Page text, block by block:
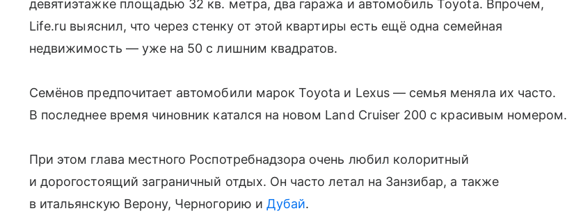
девятиэтажке площадью 32 кв. метра, два гаража и автомобиль Toyota. Впрочем,
Life.ru выяснил, что через стенку от этой квартиры есть ещё одна семейная
недвижимость — уже на 50 с лишним квадратов.
Семёнов предпочитает автомобили марок Toyota и Lexus — семья меняла их часто.
В последнее время чиновник катался на новом Land Cruiser 200 с красивым номером.
При этом глава местного Роспотребнадзора очень любил колоритный
и дорогостоящий заграничный отдых. Он часто летал на Занзибар, а также
в итальянскую Верону, Черногорию и Дубай.